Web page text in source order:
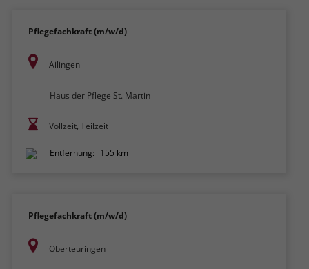
Pflegefachkraft (m/w/d)
Ailingen
Haus der Pflege St. Martin
Vollzeit, Teilzeit
Entfernung: 155 km
Pflegefachkraft (m/w/d)
Oberteuringen